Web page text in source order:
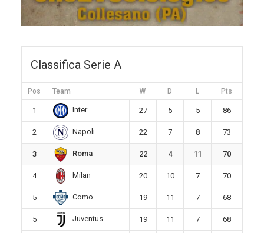
Classifica Serie A
Pos Team W D L Pts
1 Inter 27 5 5 86
2 Napoli 22 7 8 73
3 Roma 22 4 11 70
4 Milan 20 10 7 70
5 Como 19 11 7 68
5 Juventus 19 11 7 68